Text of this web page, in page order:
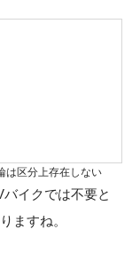
は区分上存在しない
イクでは不要と
ますね。